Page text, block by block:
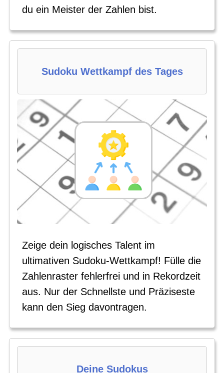
du ein Meister der Zahlen bist.
Sudoku Wettkampf des Tages
Zeige dein logisches Talent im
ultimativen Sudoku-Wettkampf! Fülle die
Zahlenraster fehlerfrei und in Rekordzeit
aus. Nur der Schnellste und Präziseste
kann den Sieg davontragen.
Deine Sudokus